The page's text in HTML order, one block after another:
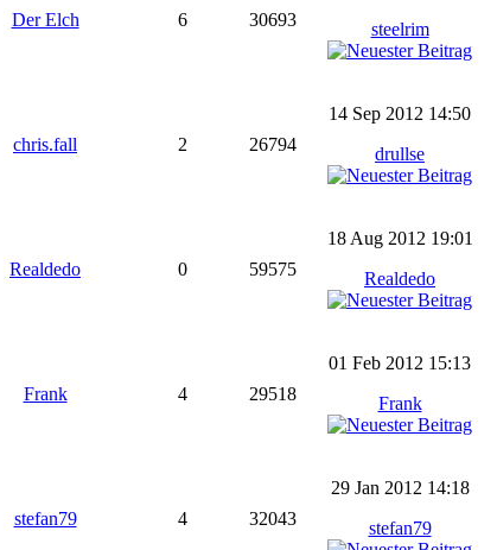
Der Elch 6 30693
steelrim
chris.fall 2 26794
14 Sep 2012 14:50
drullse
Realdedo 0 59575
18 Aug 2012 19:01
Realdedo
Frank 4 29518
01 Feb 2012 15:13
Frank
stefan79 4 32043
29 Jan 2012 14:18
stefan79